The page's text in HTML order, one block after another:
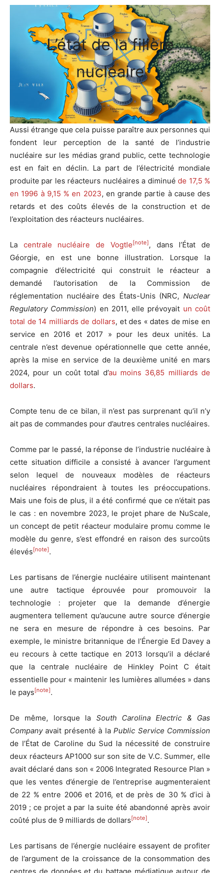
L’état de la filière
nucléaire
Aussi étrange que cela puisse paraître aux personnes qui
fondent leur perception de la santé de l’industrie
nucléaire sur les médias grand public, cette technologie
est en fait en déclin. La part de l’électricité mondiale
produite par les réacteurs nucléaires a diminuéde 17,5 %
en 1996 à 9,15 % en 2023, en grande partie à cause des
retards et des coûts élevés de la construction et de
l’exploitation des réacteurs nucléaires.
La centrale nucléaire de Vogtle[note], dans l’État de
Géorgie, en est une bonne illustration. Lorsque la
compagnie d’électricité qui construit le réacteur a
demandé l’autorisation de la Commission de
réglementation nucléaire des États-Unis (NRC, Nuclear
Regulatory Commission) en 2011, elle prévoyait un coût
total de 14 milliards de dollars, et des « dates de mise en
service en 2016 et 2017 » pour les deux unités. La
centrale n’est devenue opérationnelle que cette année,
après la mise en service de la deuxième unité en mars
2024, pour un coût total d’au moins 36,85 milliards de
dollars.
Compte tenu de ce bilan, il n’est pas surprenant qu’il n’y
ait pas de commandes pour d’autres centrales nucléaires.
Comme par le passé, la réponse de l’industrie nucléaire à
cette situation difficile a consisté à avancer l’argument
selon lequel de nouveaux modèles de réacteurs
nucléaires répondraient à toutes les préoccupations.
Mais une fois de plus, il a été confirmé que ce n’était pas
le cas : en novembre 2023, le projet phare de NuScale,
un concept de petit réacteur modulaire promu comme le
modèle du genre, s’est effondré en raison des surcoûts
élevés[note].
Les partisans de l’énergie nucléaire utilisent maintenant
une autre tactique éprouvée pour promouvoir la
technologie : projeter que la demande d’énergie
augmentera tellement qu’aucune autre source d’énergie
ne sera en mesure de répondre à ces besoins. Par
exemple, le ministre britannique de l’Énergie Ed Davey a
eu recours à cette tactique en 2013 lorsqu’il a déclaré
que la centrale nucléaire de Hinkley Point C était
essentielle pour « maintenir les lumières allumées » dans
le pays[note].
De même, lorsque la South Carolina Electric & Gas
Companyavait présenté à laPublic Service Commission
de l’État de Caroline du Sud la nécessité de construire
deux réacteurs AP1000 sur son site de V.C. Summer, elle
avait déclaré dans son « 2006 Integrated Resource Plan »
que les ventes d’énergie de l’entreprise augmenteraient
de 22 % entre 2006 et 2016, et de près de 30 % d’ici à
2019 ; ce projet a par la suite été abandonné après avoir
coûté plus de 9 milliards de dollars[note].
Les partisans de l’énergie nucléaire essayent de profiter
de l’argument de la croissance de la consommation des